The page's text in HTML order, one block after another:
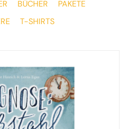
BÜCHER
PAKETE
T-SHIRTS